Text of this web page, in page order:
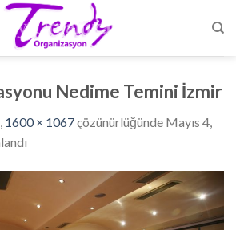
Nedime Temini İzmir
, 1600 × 1067çözünürlüğünde Mayıs 4,